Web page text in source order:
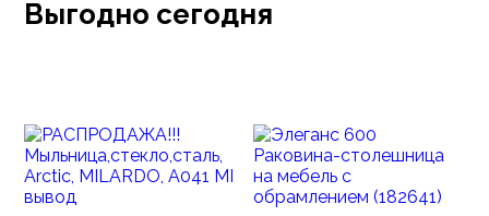
Выгодно сегодня